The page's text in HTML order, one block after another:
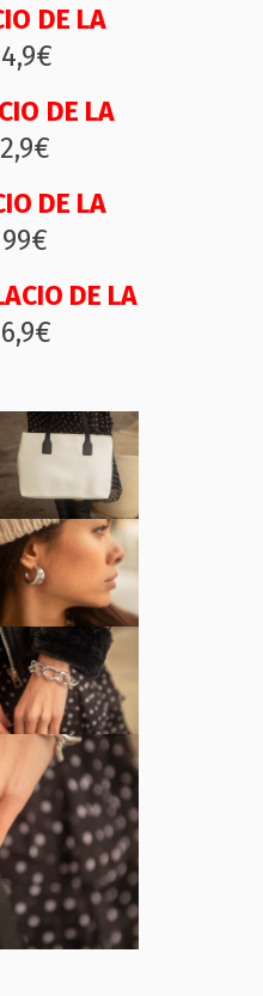
DE LA
DE LA
DE LA
DE LA